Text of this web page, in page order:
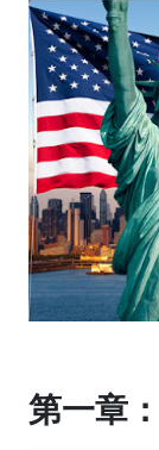
第一章